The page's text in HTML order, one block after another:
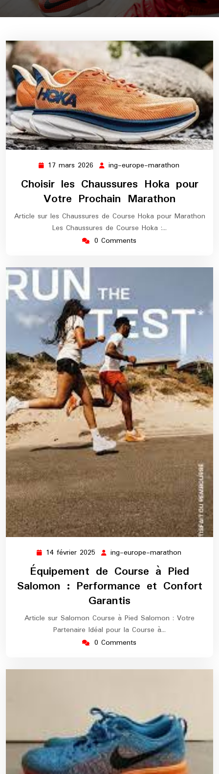
17 mars 2026 17
2026
ing-europe-marathon
marathon
Choisir les Chaussures Hoka pour
Votre Prochain Marathon
Article sur les Chaussures de Course Hoka pour Marathon
Les Chaussures de Course Hoka :…
0 Comments
14 février 2025 14
février
2025
ing-europe-marathon
europe-
marathon
Équipement de Course à Pied
Salomon : Performance et Confort
Garantis
Article sur Salomon Course à Pied Salomon : Votre
Partenaire Idéal pour la Course à…
0 Comments